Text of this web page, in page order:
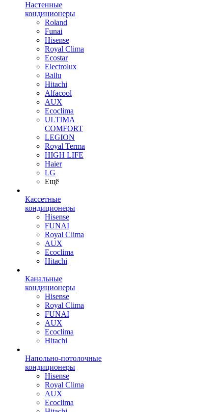
Настенные
кондиционеры
Roland
Funai
Hisense
Royal Clima
Ecostar
Electrolux
Ballu
Hitachi
Alfacool
AUX
Ecoclima
ULTIMA
COMFORT
LEGION
Royal Terma
HIGH LIFE
Haier
LG
Ещё
Кассетные
кондиционеры
Hisense
FUNAI
Royal Clima
AUX
Ecoclima
Hitachi
Канальные
кондиционеры
Hisense
Royal Clima
FUNAI
AUX
Ecoclima
Hitachi
Напольно-потолочные
кондиционеры
Hisense
Royal Clima
AUX
Ecoclima